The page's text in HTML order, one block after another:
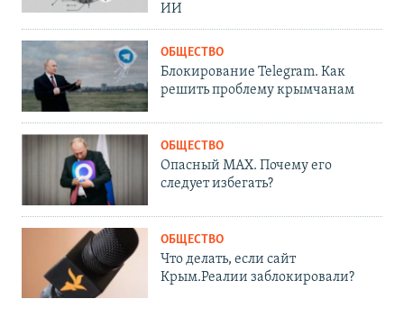
ИИ
ОБЩЕСТВО
Блокирование Telegram. Как
решить проблему крымчанам
ОБЩЕСТВО
Опасный MAX. Почему его
следует избегать?
ОБЩЕСТВО
Что делать, если сайт
Крым.Реалии заблокировали?